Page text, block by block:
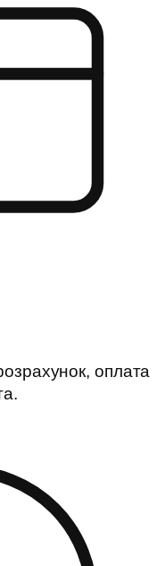
оплата